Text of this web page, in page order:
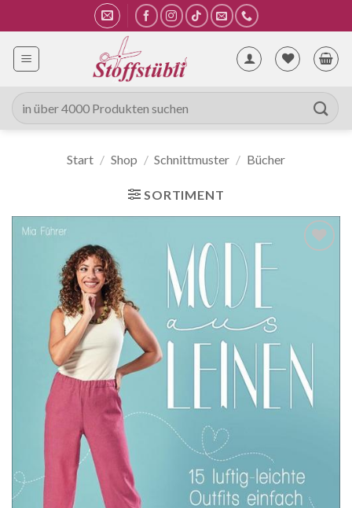
Inhalt
springen
Suche
nach:
Start / Shop / Schnittmuster / Bücher
SORTIMENT